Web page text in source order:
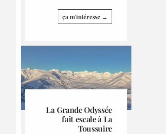
ça m'intéresse →
La Grande Odyssée
fait escale à La
Toussuire